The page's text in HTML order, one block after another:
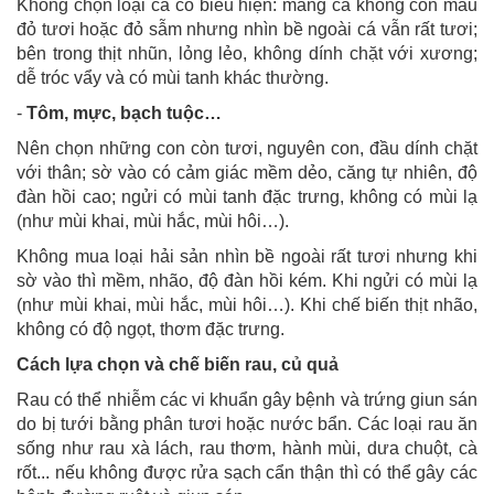
Không chọn loại cá có biểu hiện: mang cá không còn màu
đỏ tươi hoặc đỏ sẫm nhưng nhìn bề ngoài cá vẫn rất tươi;
bên trong thịt nhũn, lỏng lẻo, không dính chặt với xương;
dễ tróc vẩy và có mùi tanh khác thường.
- Tôm, mực, bạch tuộc…
Nên chọn những con còn tươi, nguyên con, đầu dính chặt
với thân; sờ vào có cảm giác mềm dẻo, căng tự nhiên, độ
đàn hồi cao; ngửi có mùi tanh đặc trưng, không có mùi lạ
(như mùi khai, mùi hắc, mùi hôi…).
Không mua loại hải sản nhìn bề ngoài rất tươi nhưng khi
sờ vào thì mềm, nhão, độ đàn hồi kém. Khi ngửi có mùi lạ
(như mùi khai, mùi hắc, mùi hôi…). Khi chế biến thịt nhão,
không có độ ngọt, thơm đặc trưng.
Cách lựa chọn và chế biến rau, củ quả
Rau có thể nhiễm các vi khuẩn gây bệnh và trứng giun sán
do bị tưới bằng phân tươi hoặc nước bẩn. Các loại rau ăn
sống như rau xà lách, rau thơm, hành mùi, dưa chuột, cà
rốt... nếu không được rửa sạch cẩn thận thì có thể gây các